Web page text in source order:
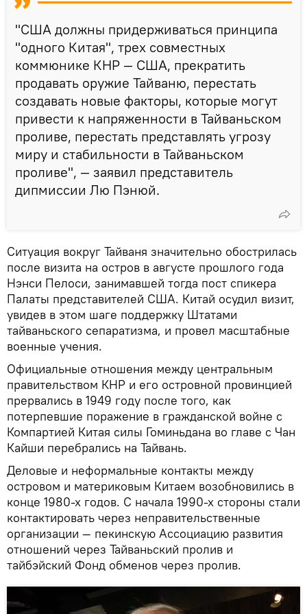
"США должны придерживаться принципа
"одного Китая", трех совместных
коммюнике КНР — США, прекратить
продавать оружие Тайваню, перестать
создавать новые факторы, которые могут
привести к напряженности в Тайваньском
проливе, перестать представлять угрозу
миру и стабильности в Тайваньском
проливе", — заявил представитель
дипмиссии Лю Пэнюй.
Ситуация вокруг Тайваня значительно обострилась
после визита на остров в августе прошлого года
Нэнси Пелоси, занимавшей тогда пост спикера
Палаты представителей США. Китай осудил визит,
увидев в этом шаге поддержку Штатами
тайваньского сепаратизма, и провел масштабные
военные учения.
Официальные отношения между центральным
правительством КНР и его островной провинцией
прервались в 1949 году после того, как
потерпевшие поражение в гражданской войне с
Компартией Китая силы Гоминьдана во главе с Чан
Кайши перебрались на Тайвань.
Деловые и неформальные контакты между
островом и материковым Китаем возобновились в
конце 1980-х годов. С начала 1990-х стороны стали
контактировать через неправительственные
организации — пекинскую Ассоциацию развития
отношений через Тайваньский пролив и
тайбэйский Фонд обменов через пролив.